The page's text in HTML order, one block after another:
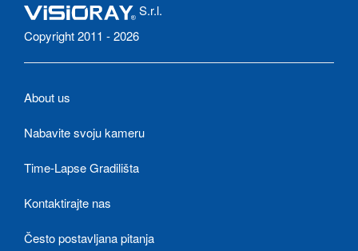
S.r.l.
Copyright 2011 - 2026
About us
Nabavite svoju kameru
Time-Lapse Gradilišta
Kontaktirajte nas
Često postavljana pitanja